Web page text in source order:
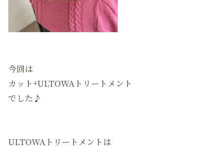
今回は
カット+ULTOWAトリートメント
でした♪
ULTOWAトリートメントは